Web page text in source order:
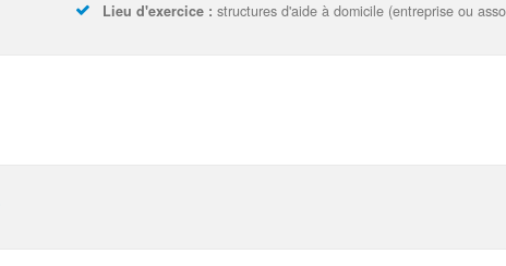
Lieu d'exercice : structures d'aide à domicile (entreprise ou